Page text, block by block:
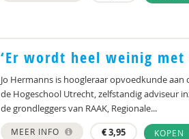
‘Er wordt heel weinig
Jo Hermanns is hoogleraar opvoedkunde
de Hogeschool Utrecht, zelfstandig adviseur
de grondleggers van RAAK, Regionale...
MEER INFO €3,95 KOPEN